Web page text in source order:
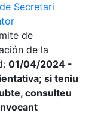
Secretari
de
de la
01/04/2024 -
si teniu
consulteu